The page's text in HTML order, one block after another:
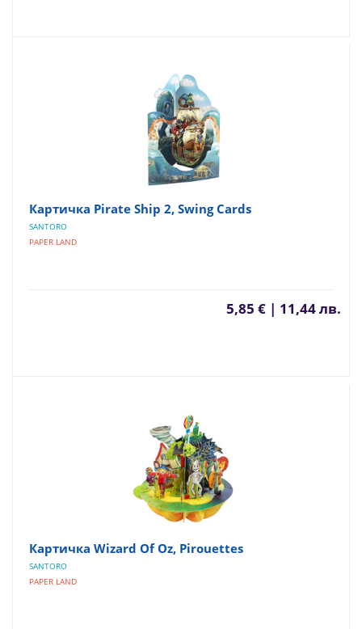
Картичка Pirate Ship 2, Swing Cards
SANTORO
PAPER LAND
5,85 € | 11,44 лв.
Картичка Wizard Of Oz, Pirouettes
SANTORO
PAPER LAND